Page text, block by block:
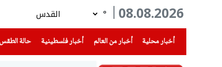
08.08.2026
°
أخبار محلية
(current) أخبار من العالم أخبار فلسطينية(current) حالة الطقس